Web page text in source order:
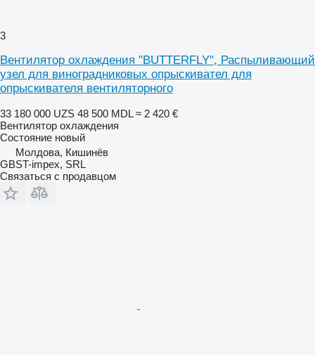
3
Вентилятор охлаждения "BUTTERFLY", Распыливающий
узел для виноградниковых опрыскивател для
опрыскивателя вентиляторного
33 180 000 UZS 48 500 MDL ≈ 2 420 €
Вентилятор охлаждения
Состояние новый
Молдова, Кишинёв
GBST-impex, SRL
Связаться с продавцом